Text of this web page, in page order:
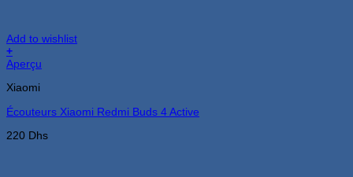
Add to wishlist
+
Aperçu
Xiaomi
Écouteurs Xiaomi Redmi Buds 4 Active
220 Dhs